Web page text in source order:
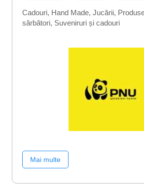
Cadouri Hand Made Jucării
sărbători Suveniruri și cadouri
Mai multe